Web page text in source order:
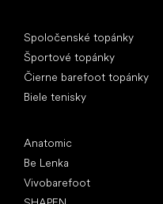
Spoločenské topánky
Športové topánky
Čierne barefoot topánky
Biele tenisky
Anatomic
Be Lenka
Vivobarefoot